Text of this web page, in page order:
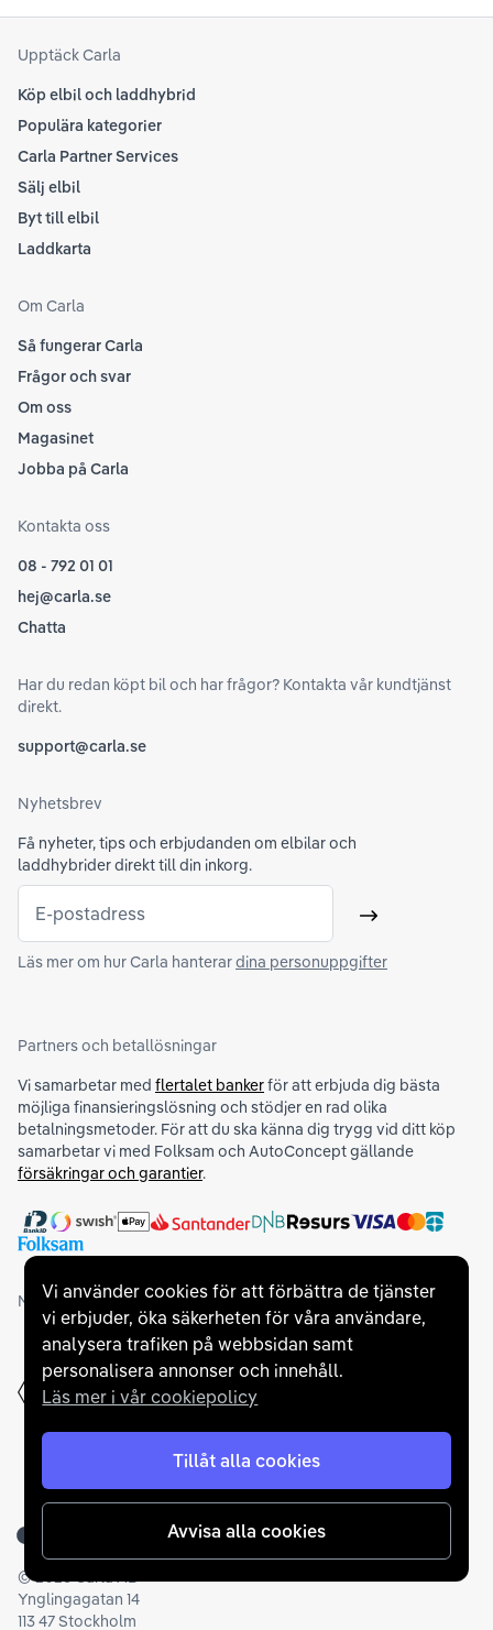
Vi använder cookies för att förbättra de tjänster
vi erbjuder, öka säkerheten för våra användare,
analysera trafiken på webbsidan samt
personalisera annonser och innehåll.
Läs mer i vår cookiepolicy
Tillåt alla cookies
Avvisa alla cookies
Upptäck Carla
Köp elbil och laddhybrid
Populära kategorier
Carla Partner Services
Sälj elbil
Byt till elbil
Laddkarta
Om Carla
Så fungerar Carla
Frågor och svar
Om oss
Magasinet
Jobba på Carla
Kontakta oss
08 - 792 01 01
hej@carla.se
Chatta
Har du redan köpt bil och har frågor? Kontakta vår kundtjänst
direkt.
support@carla.se
Nyhetsbrev
Få nyheter, tips och erbjudanden om elbilar och
laddhybrider direkt till din inkorg.
E-postadress Skicka
Läs mer om hur Carla hanterardina personuppgifter
Partners och betallösningar
Vi samarbetar med flertalet bankerför att erbjuda dig bästa
möjliga finansieringslösning och stödjer en rad olika
betalningsmetoder. För att du ska känna dig trygg vid ditt köp
samarbetar vi med Folksam och AutoConcept gällande
försäkringar och garantier.
Medlemskap och utmärkelser
Tillbaka till startsidan
©2026Carla AB
Ynglingagatan 14
113 47 Stockholm